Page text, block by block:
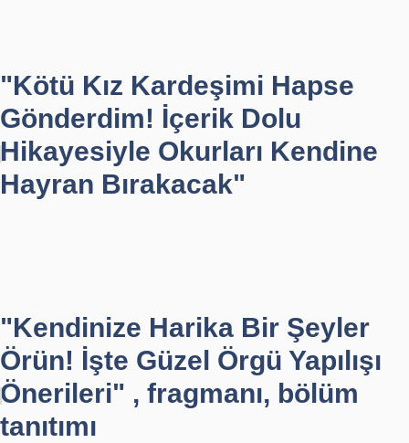
"Kötü Kız Kardeşimi Hapse
Gönderdim! İçerik Dolu
Hikayesiyle Okurları Kendine
Hayran Bırakacak"
"Kendinize Harika Bir Şeyler
Örün! İşte Güzel Örgü Yapılışı
Önerileri" , fragmanı, bölüm
tanıtımı